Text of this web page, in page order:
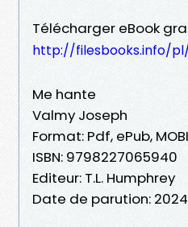
Télécharger eBook
http://filesbooks.info/pl/
Me hante
Valmy Joseph
Format: Pdf, ePub,
ISBN: 9798227065940
Editeur: T.L. Humphrey
Date de parution: 2024